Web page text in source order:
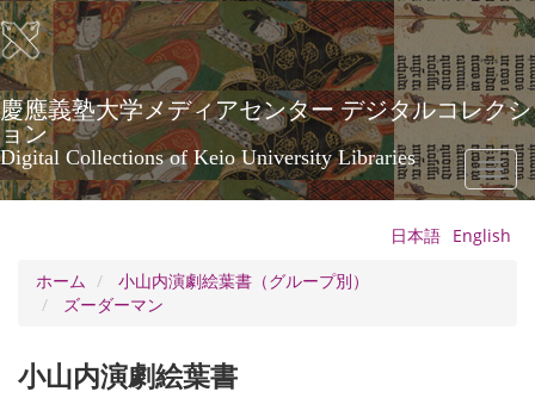
メ
イ
ン
コ
ン
テ
ン
ツ
に
慶應義塾大学メディアセンター デジタルコレクシ
ョン
Digital Collections of Keio University Libraries
Toggle
日本語 English
ホーム
小山内演劇絵葉書（グループ別）
ズーダーマン
小山内演劇絵葉書